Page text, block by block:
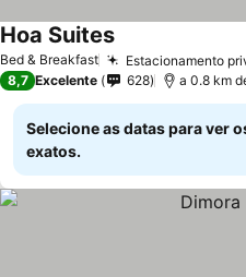
Bed & Breakfast Estacionamento
Hoa Suites
8,7 Excelente 628 a 0.8 km
Selecione as datas para ver
exatos.